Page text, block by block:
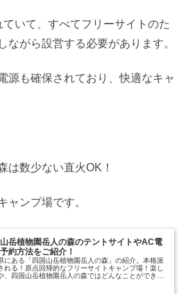
いて、すべてフリーサイトのた
ながら設営する必要があります。
源も確保されており、快適なキャ
は数少ない直火OK！
ャンプ場です。
岳植物園岳人の森のテントサイトやAC電
約方法をご紹介！
にある「四国山岳植物園岳人の森」の紹介。本格派
れる！原点回帰的なフリーサイトキャンプ場！楽し
、四国山岳植物園岳人の森ではどんなことができる